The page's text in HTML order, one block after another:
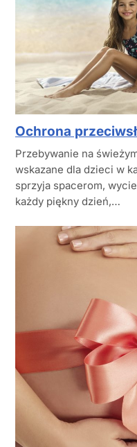
Ochrona
Przebywanie na
wskazane dla dzieci w
sprzyja spacerom,
każdy piękny dzień,…